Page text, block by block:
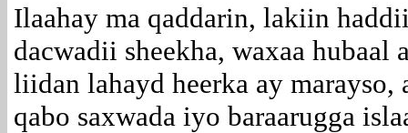
Ilaahay ma qaddarin, lakiin
dacwadii sheekha, waxaa hubaal
liidan lahayd heerka ay
qabo saxwada iyo baraarugga